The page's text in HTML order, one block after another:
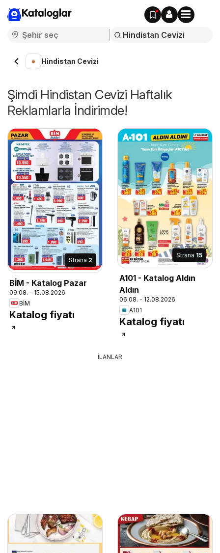
Kataloglar
Hindistan Cevizi
Şimdi Hindistan Cevizi Haftalık
Reklamlarla İndirimde!
Strana 2
BİM - Katalog Pazar
09.08. - 15.08.2026
BİM
Katalog fiyatı
Strana 15
A101 - Katalog Aldın
Aldın
06.08. - 12.08.2026
A101
Katalog fiyatı
İLANLAR